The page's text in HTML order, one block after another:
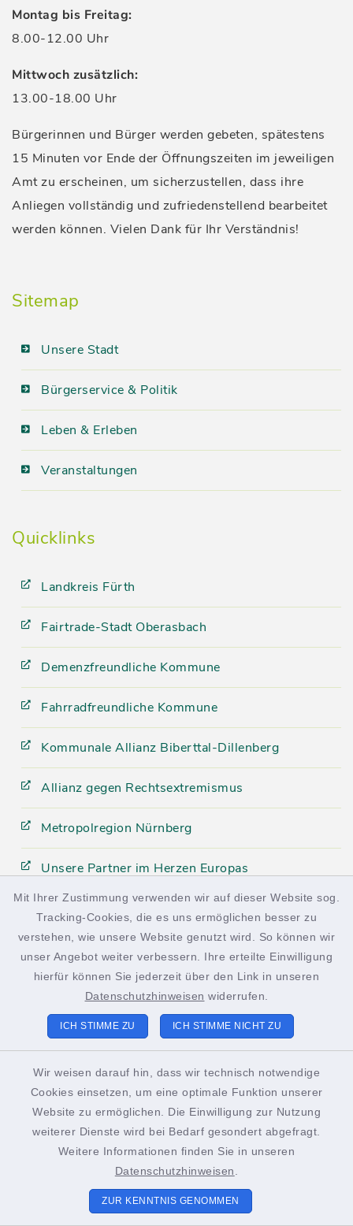
Mit Ihrer Zustimmung verwenden wir auf dieser Website sog.
Tracking-Cookies, die es uns ermöglichen besser zu
verstehen, wie unsere Website genutzt wird. So können wir
unser Angebot weiter verbessern. Ihre erteilte Einwilligung
hierfür können Sie jederzeit über den Link in unseren
Datenschutzhinweisen widerrufen.
ICH STIMME ZU ICH STIMME NICHT ZU
Wir weisen darauf hin, dass wir technisch notwendige
Cookies einsetzen, um eine optimale Funktion unserer
Website zu ermöglichen. Die Einwilligung zur Nutzung
weiterer Dienste wird bei Bedarf gesondert abgefragt.
Weitere Informationen finden Sie in unseren
Datenschutzhinweisen
ZUR KENNTNIS GENOMMEN
Montag bis Freitag:
8.00-12.00 Uhr
Mittwoch zusätzlich:
13.00-18.00 Uhr
Bürgerinnen und Bürger werden gebeten, spätestens
15 Minuten vor Ende der Öffnungszeiten im jeweiligen
Amt zu erscheinen, um sicherzustellen, dass ihre
Anliegen vollständig und zufriedenstellend bearbeitet
werden können. Vielen Dank für Ihr Verständnis!
Sitemap
Unsere Stadt
Bürgerservice & Politik
Leben & Erleben
Veranstaltungen
Quicklinks
Landkreis Fürth
Fairtrade-Stadt Oberasbach
Demenzfreundliche Kommune
Fahrradfreundliche Kommune
Kommunale Allianz Biberttal-Dillenberg
Allianz gegen Rechtsextremismus
Metropolregion Nürnberg
Unsere Partner im Herzen Europas
facebook
instagram
Kontakt
Datenschutz
Impressum
Sitemap
Cookie-Einstellungen